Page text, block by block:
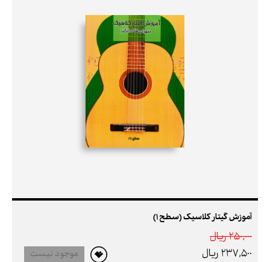
آموزش گیتار کلاسیک (سطح 1)
250,000 ريال
237,500 ريال
موجود نیست